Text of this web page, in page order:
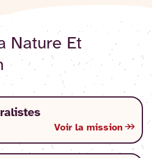
Nature Et
Voir la mission